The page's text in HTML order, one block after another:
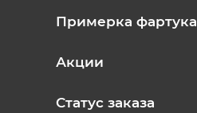
Примерка фартука
Акции
Статус заказа